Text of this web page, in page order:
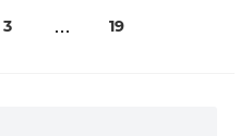
3 19